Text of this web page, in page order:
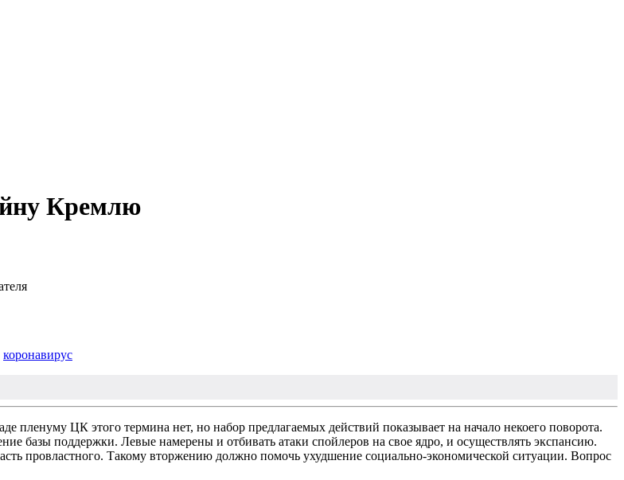
Кремлю
коронавирус
пленуму ЦК этого термина нет, но набор предлагаемых действий показывает на начало некоего поворота.
поддержки. Левые намерены и отбивать атаки спойлеров на свое ядро, и осуществлять экспансию.
провластного. Такому вторжению должно помочь ухудшение социально-экономической ситуации. Вопрос